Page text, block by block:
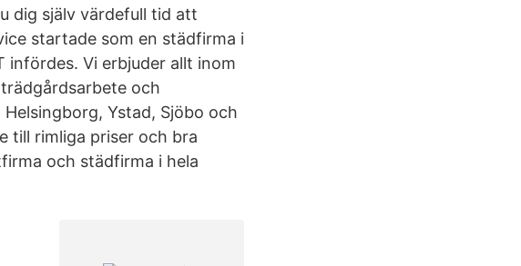
dig själv värdefull tid att
startade som en städfirma i
infördes. Vi erbjuder allt inom
och
Ystad, Sjöbo och
till rimliga priser och bra
och städfirma i hela